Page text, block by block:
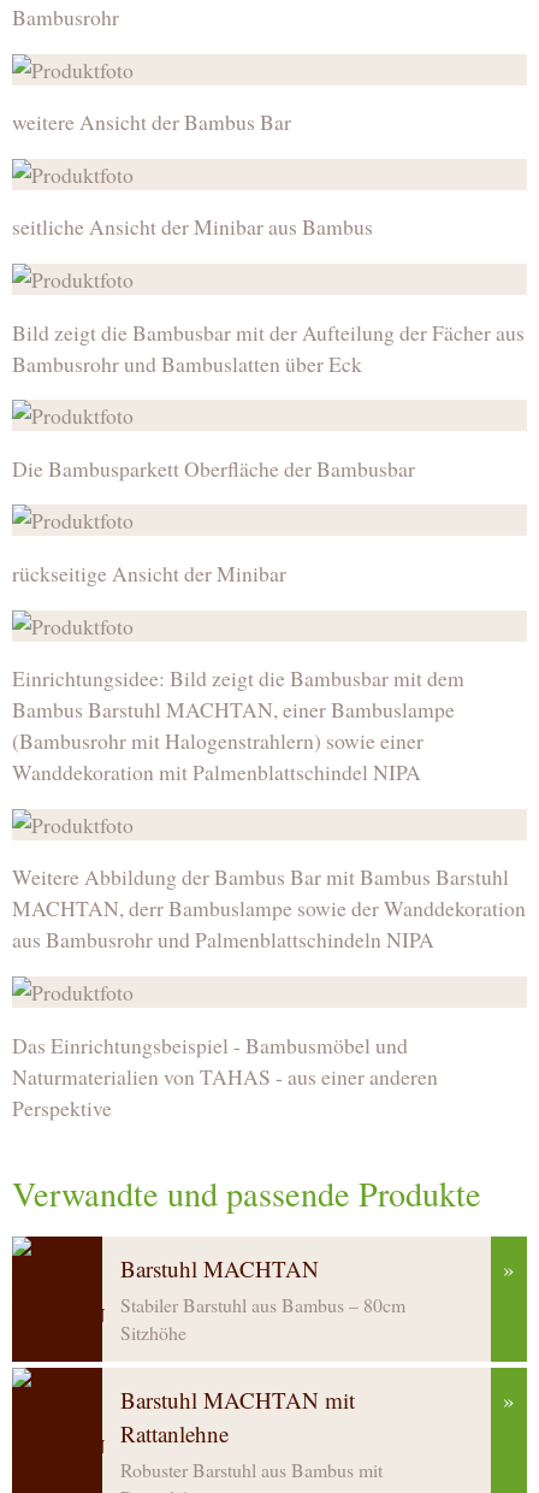
Bambusrohr
weitere Ansicht der Bambus Bar
seitliche Ansicht der Minibar aus Bambus
Bild zeigt die Bambusbar mit der Aufteilung der Fächer aus
Bambusrohr und Bambuslatten über Eck
Die Bambusparkett Oberfläche der Bambusbar
rückseitige Ansicht der Minibar
Einrichtungsidee: Bild zeigt die Bambusbar mit dem
Bambus Barstuhl MACHTAN, einer Bambuslampe
(Bambusrohr mit Halogenstrahlern) sowie einer
Wanddekoration mit Palmenblattschindel NIPA
Weitere Abbildung der Bambus Bar mit Bambus Barstuhl
MACHTAN, derr Bambuslampe sowie der Wanddekoration
aus Bambusrohr und Palmenblattschindeln NIPA
Das Einrichtungsbeispiel - Bambusmöbel und
Naturmaterialien von TAHAS - aus einer anderen
Perspektive
Verwandte und passende Produkte
Barstuhl MACHTAN
Stabiler Barstuhl aus Bambus – 80cm
Sitzhöhe
»
Barstuhl MACHTAN mit
Rattanlehne
Robuster Barstuhl aus Bambus mit
»